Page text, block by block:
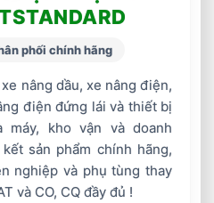
phối chính hãng
nâng dầu, xe nâng điện,
điện đứng lái và thiết bị
máy, kho vận và doanh
sản phẩm chính hãng,
nghiệp và phụ tùng thay
và CO, CQ đầy đủ !